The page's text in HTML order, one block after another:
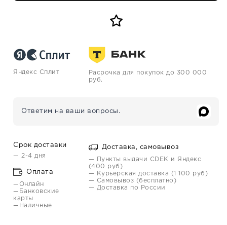
Яндекс Сплит
Расрочка для покупок до 300 000
руб.
Ответим на ваши вопросы.
Срок доставки
— 2-4 дня
Оплата
—Онлайн
—Банковские
карты
—Наличные
Доставка, самовывоз
— Пункты выдачи CDEK и Яндекс
(400 руб)
— Курьерская доставка (1 100 руб)
— Самовывоз (бесплатно)
— Доставка по России